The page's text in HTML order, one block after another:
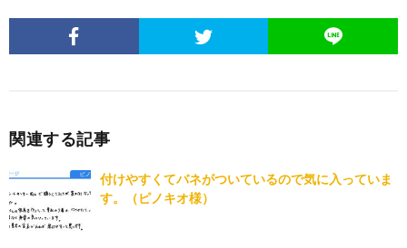
関連する記事
付けやすくてバネがついているので気に入っていま
す。（ピノキオ様）